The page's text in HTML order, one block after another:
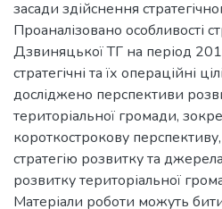
засади здійснення
Проаналізовано особливості
Дзвиняцької ТГ на період
стратегічні та їх операційні
досліджено перспективи
територіальної громади,
короткострокову
стратегію розвитку та
розвитку територіальної
Матеріали роботи можуть